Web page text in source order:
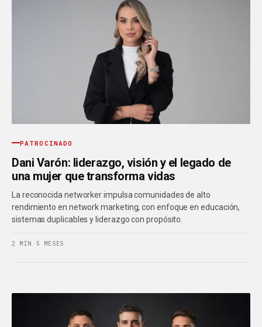
PATROCINADO
Dani Varón: liderazgo, visión y el legado de
una mujer que transforma vidas
La reconocida networker impulsa comunidades de alto
rendimiento en network marketing, con enfoque en educación,
sistemas duplicables y liderazgo con propósito.
2 MIN · 5 MESES